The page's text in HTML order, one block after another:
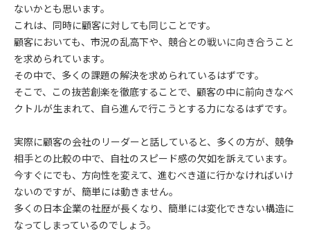
ないかとも思います。
これは、同時に顧客に対しても同じことです。
顧客においても、市況の乱高下や、競合との戦いに向き合うこと
を求められています。
その中で、多くの課題の解決を求められているはずです。
そこで、この抜苦創楽を徹底することで、顧客の中に前向きなベ
クトルが生まれて、自ら進んで行こうとする力になるはずです。
実際に顧客の会社のリーダーと話していると、多くの方が、競争
相手との比較の中で、自社のスピード感の欠如を訴えています。
今すぐにでも、方向性を変えて、進むべき道に行かなければいけ
ないのですが、簡単には動きません。
多くの日本企業の社歴が長くなり、簡単には変化できない構造に
なってしまっているのでしょう。